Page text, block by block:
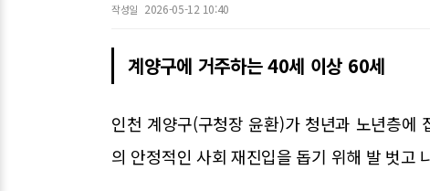
작성일 2026-05-12 10:40
계양구에 거주하는 40세 이상 60세
인천 계양구(구청장 윤환)가 청년과 노년층에
의 안정적인 사회 재진입을 돕기 위해 발 벗고